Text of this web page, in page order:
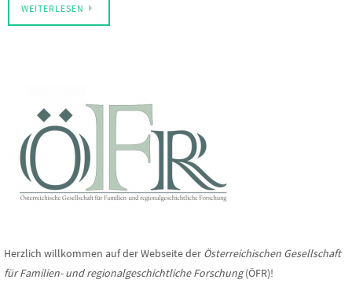
WEITERLESEN
Herzlich willkommen auf der Webseite der Österreichischen Gesellschaft
für Familien- und regionalgeschichtliche Forschung(ÖFR)!